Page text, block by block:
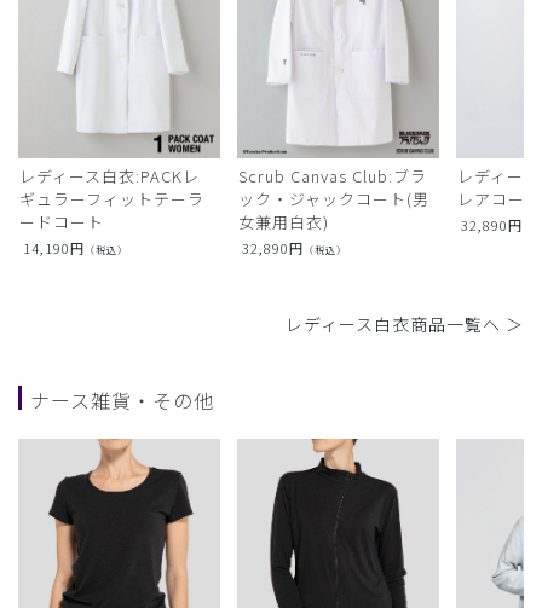
レディース白衣:PACKレ
ギュラーフィットテーラ
ードコート
14,190円 （税込）
Scrub Canvas Club:ブラ
ック・ジャックコート(男
女兼用白衣)
32,890円 （税込）
レディー
レアコート
32,890円
レディース白衣商品一覧へ ＞
ナース雑貨・その他